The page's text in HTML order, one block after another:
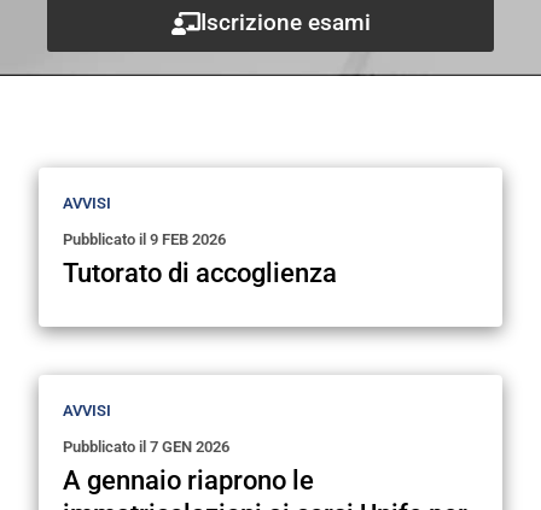
Iscrizione esami
AVVISI
Pubblicato il 9 FEB 2026
Tutorato di accoglienza
AVVISI
Pubblicato il 7 GEN 2026
A gennaio riaprono le